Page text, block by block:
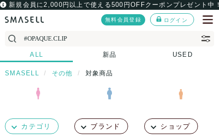
新規会員に2,000円以上で使える500円OFFクーポンプレゼント中
無料会員登録 ログイン
ALL 新品 USED
SMASELL その他 対象商品
カテゴリ ブランド ショップ